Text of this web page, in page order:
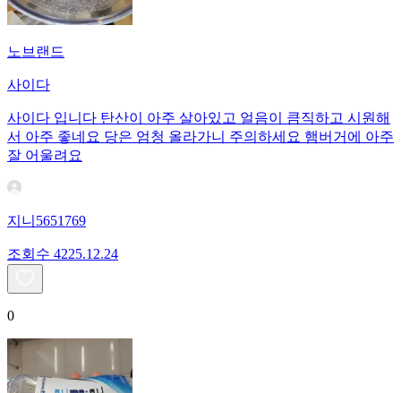
노브랜드
사이다
사이다 입니다 탄산이 아주 살아있고 얼음이 큼직하고 시원해
서 아주 좋네요 당은 엄청 올라가니 주의하세요 햄버거에 아주
잘 어울려요
지니5651769
조회수 4225.12.24
0